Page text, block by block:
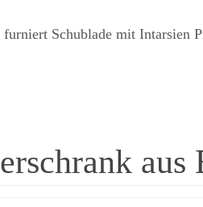
Schublade mit Intarsien
aus